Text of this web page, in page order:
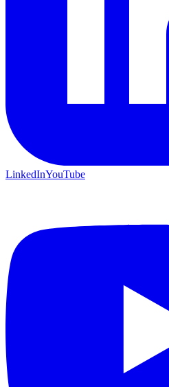
LinkedInYouTube